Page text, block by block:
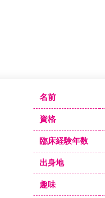
名前
資格
臨床経験年数
出身地
趣味